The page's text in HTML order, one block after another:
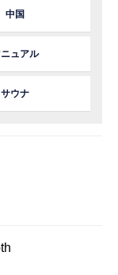
中国
ュアル
サウナ